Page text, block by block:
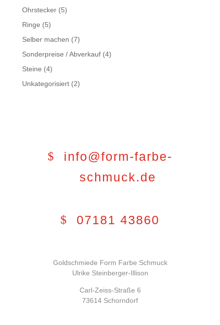
Ohrstecker(5)
Ringe (5)
Selber machen (7)
Sonderpreise / Abverkauf(4)
Steine (4)
Unkategorisiert(2)
info@form-farbe-
schmuck.de
07181 43860
Goldschmiede Form Farbe Schmuck
Ulrike Steinberger-Illison
Carl-Zeiss-Straße 6
73614 Schorndorf